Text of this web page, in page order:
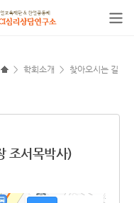
> 학회소개 > 찾아오시는 길
조서목박사)